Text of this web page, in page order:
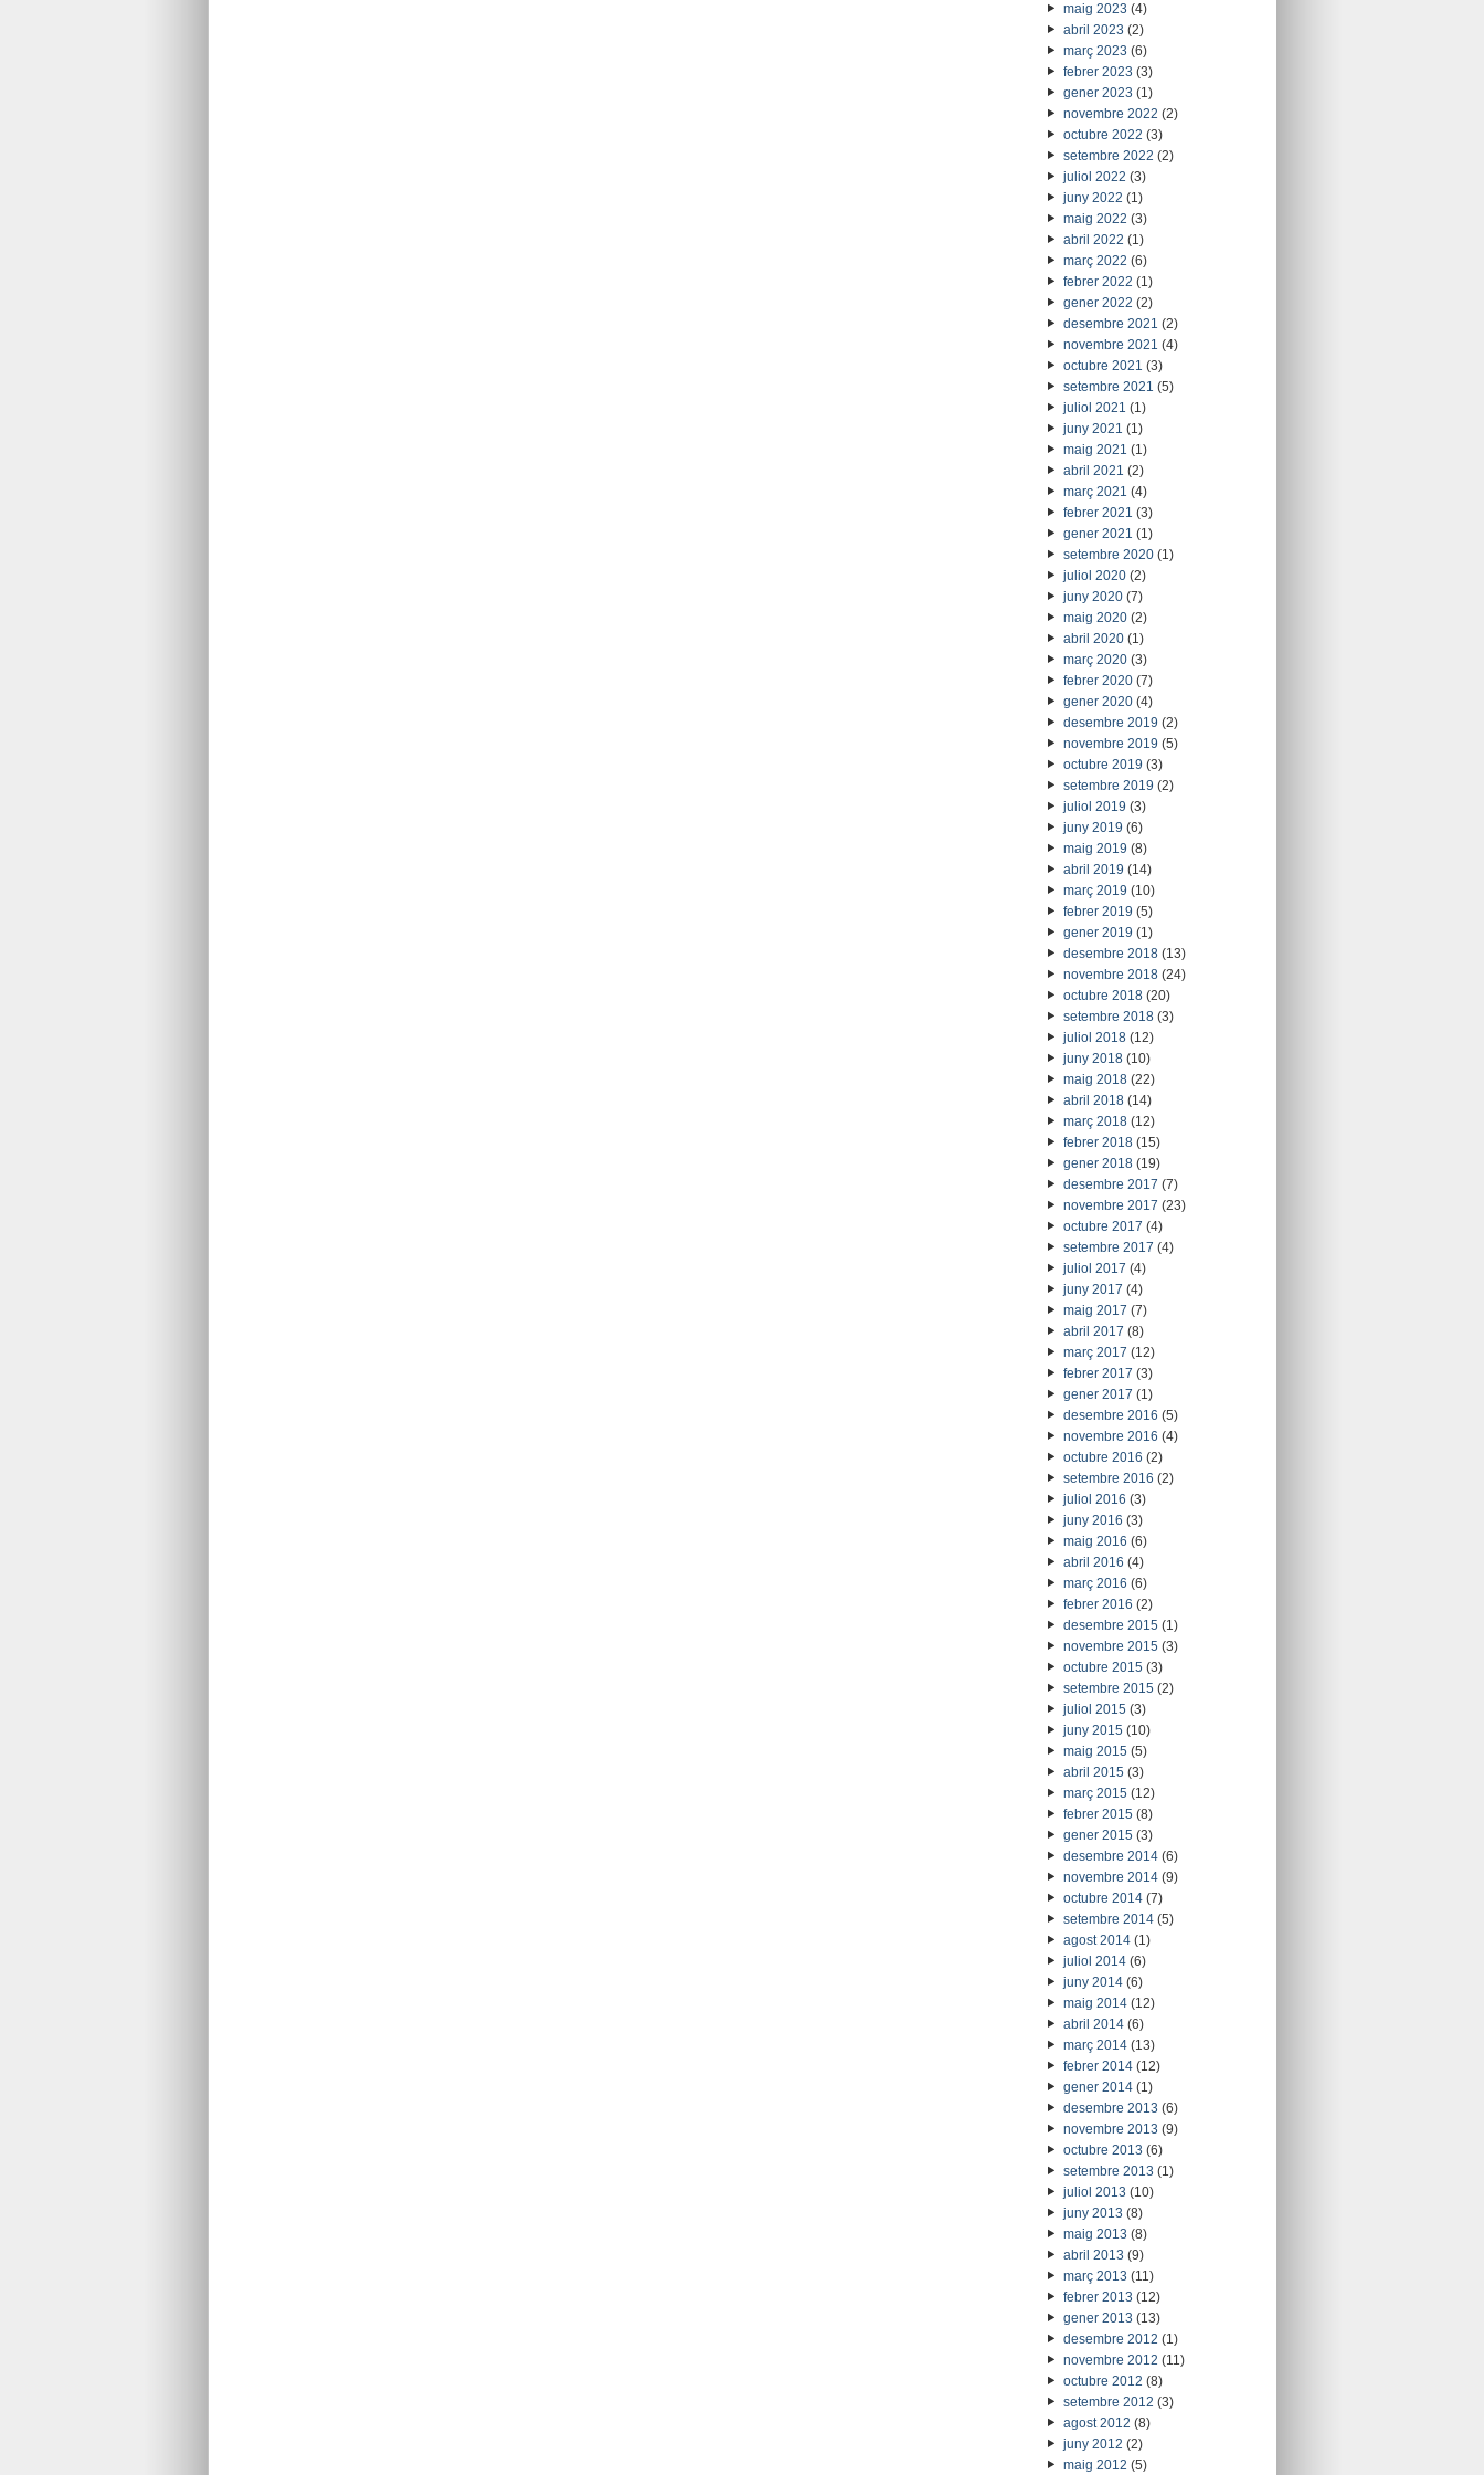
maig 2023 (4)
abril 2023 (2)
març 2023 (6)
febrer 2023 (3)
gener 2023 (1)
novembre 2022 (2)
octubre 2022 (3)
setembre 2022 (2)
juliol 2022 (3)
juny 2022 (1)
maig 2022 (3)
abril 2022 (1)
març 2022 (6)
febrer 2022 (1)
gener 2022 (2)
desembre 2021 (2)
novembre 2021 (4)
octubre 2021 (3)
setembre 2021 (5)
juliol 2021 (1)
juny 2021 (1)
maig 2021 (1)
abril 2021 (2)
març 2021 (4)
febrer 2021 (3)
gener 2021 (1)
setembre 2020(1)
juliol 2020(2)
juny 2020(7)
maig 2020(2)
abril 2020(1)
març 2020(3)
febrer 2020(7)
gener 2020(4)
desembre 2019 (2)
novembre 2019 (5)
octubre 2019 (3)
setembre 2019 (2)
juliol 2019 (3)
juny 2019 (6)
maig 2019 (8)
abril 2019 (14)
març 2019 (10)
febrer 2019 (5)
gener 2019 (1)
desembre 2018(13)
novembre 2018(24)
octubre 2018(20)
setembre 2018(3)
juliol 2018(12)
juny 2018(10)
maig 2018(22)
abril 2018(14)
març 2018(12)
febrer 2018(15)
gener 2018(19)
desembre 2017 (7)
novembre 2017 (23)
octubre 2017 (4)
setembre 2017 (4)
juliol 2017 (4)
juny 2017 (4)
maig 2017 (7)
abril 2017 (8)
març 2017 (12)
febrer 2017 (3)
gener 2017 (1)
desembre 2016 (5)
novembre 2016 (4)
octubre 2016 (2)
setembre 2016 (2)
juliol 2016 (3)
juny 2016 (3)
maig 2016 (6)
abril 2016 (4)
març 2016 (6)
febrer 2016 (2)
desembre 2015(1)
novembre 2015(3)
octubre 2015(3)
setembre 2015(2)
juliol 2015(3)
juny 2015(10)
maig 2015(5)
abril 2015(3)
març 2015(12)
febrer 2015(8)
gener 2015(3)
desembre 2014(6)
novembre 2014(9)
octubre 2014(7)
setembre 2014(5)
agost 2014(1)
juliol 2014(6)
juny 2014(6)
maig 2014(12)
abril 2014(6)
març 2014(13)
febrer 2014(12)
gener 2014(1)
desembre 2013 (6)
novembre 2013 (9)
octubre 2013 (6)
setembre 2013 (1)
juliol 2013 (10)
juny 2013 (8)
maig 2013 (8)
abril 2013 (9)
març 2013 (11)
febrer 2013 (12)
gener 2013 (13)
desembre 2012 (1)
novembre 2012 (11)
octubre 2012 (8)
setembre 2012 (3)
agost 2012 (8)
juny 2012 (2)
maig 2012 (5)